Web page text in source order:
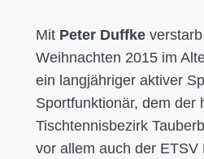
Mit Peter Duffkeverstarb
Weihnachten 2015 im
ein langjähriger aktiver
Sportfunktionär, dem der
Tischtennisbezirk
vor allem auch der ETSV